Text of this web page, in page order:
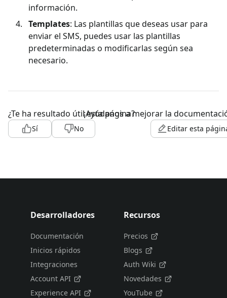
información.
Templates: Las plantillas que deseas usar para
enviar el SMS, puedes usar las plantillas
predeterminadas o modificarlas según sea
necesario.
¿Te ha resultado útil esta página?
Sí No
¡Ayúdanos a mejorar la
Editar esta
Desarrolladores
Documentación
Inicios rápidos
Integraciones
Account API
Experience API
Recursos
Precios
Blogs
Auth Wiki
Novedades
YouTube